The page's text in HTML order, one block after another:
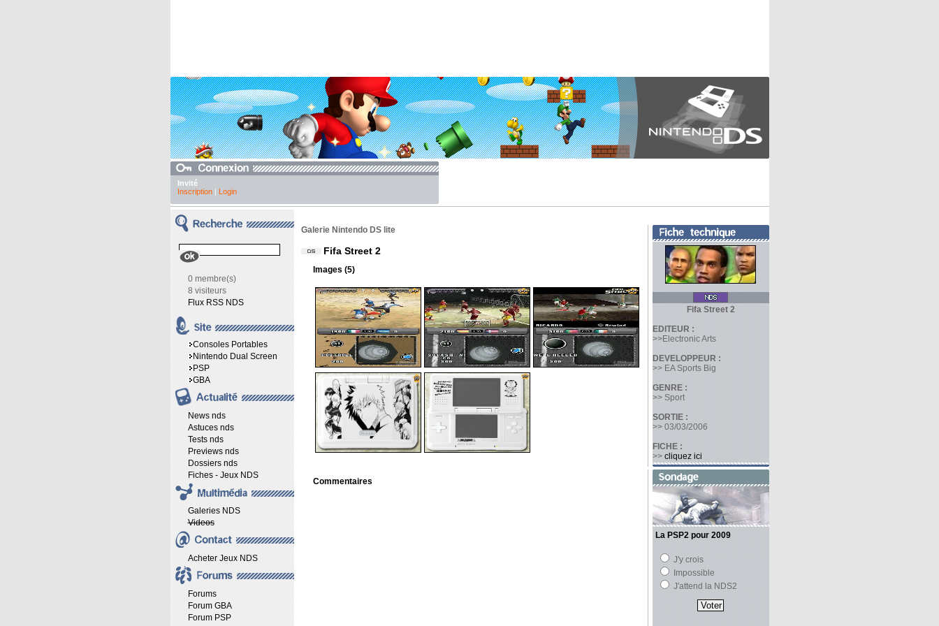
Invité
Inscription| Login
0 membre(s)
8 visiteurs
Flux RSS NDS
Consoles Portables
Nintendo Dual Screen
PSP
GBA
News nds
Astuces nds
Tests nds
Previews nds
Dossiers nds
Fiches - Jeux NDS
Galeries NDS
Videos
Acheter Jeux NDS
Forums
Forum GBA
Forum PSP
Galerie Nintendo DS lite
Fifa Street 2
Images (5)
Commentaires
Fifa Street 2
EDITEUR :
>>Electronic Arts
DEVELOPPEUR :
>> EA Sports Big
GENRE :
>> Sport
SORTIE :
>> 03/03/2006
FICHE :
>> cliquez ici
La PSP2 pour 2009
J'y crois
Impossible
J'attend la NDS2